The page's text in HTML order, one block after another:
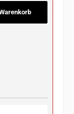
benutze die Schaltflächen